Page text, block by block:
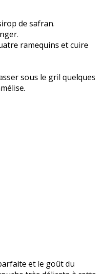
de safran.
ramequins et cuire
sous le gril quelques
et le goût du